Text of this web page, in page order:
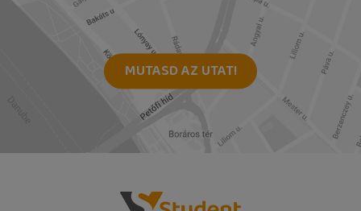
MUTASD AZ UTAT!